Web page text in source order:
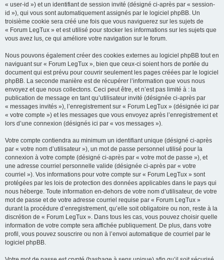
« user-id ») et un identifiant de session invité (désigné ci-après par « session-
id »), qui vous sont automatiquement assignés par le logiciel phpBB. Un
troisième cookie sera créé une fois que vous naviguerez sur les sujets de
« Forum LegTux » et est utilisé pour stocker les informations sur les sujets que
vous avez lus, ce qui améliore votre navigation sur le forum.
Nous pouvons également créer des cookies externes au logiciel phpBB tout en
naviguant sur « Forum LegTux », bien que ceux-ci soient hors de portée du
document qui est prévu pour couvrir seulement les pages créées par le logiciel
phpBB. La seconde manière est de récupérer l’information que vous nous
envoyez et que nous collectons. Ceci peut être, et n’est pas limité à : la
publication de message en tant qu’utilisateur invité (désignée ci-après par
« messages invités »), l’enregistrement sur « Forum LegTux » (désignée ici par
« votre compte ») et les messages que vous envoyez après l’enregistrement et
lors d’une connexion (désignés ici par « vos messages »).
Votre compte contiendra au minimum un identifiant unique (désigné ci-après
par « votre nom d’utilisateur »), un mot de passe personnel utilisé pour la
connexion à votre compte (désigné ci-après par « votre mot de passe »), et
une adresse courriel personnelle valide (désignée ci-après par « votre
courriel »). Vos informations pour votre compte sur « Forum LegTux » sont
protégées par les lois de protection des données applicables dans le pays qui
nous héberge. Toute information en-dehors de votre nom d’utilisateur, de votre
mot de passe et de votre adresse courriel requise par « Forum LegTux »
durant la procédure d’enregistrement, qu’elle soit obligatoire ou non, reste à la
discrétion de « Forum LegTux ». Dans tous les cas, vous pouvez choisir quelle
information de votre compte sera affichée publiquement. De plus, dans votre
profil, vous pouvez souscrire ou non à l’envoi automatique de courriel par le
logiciel phpBB.